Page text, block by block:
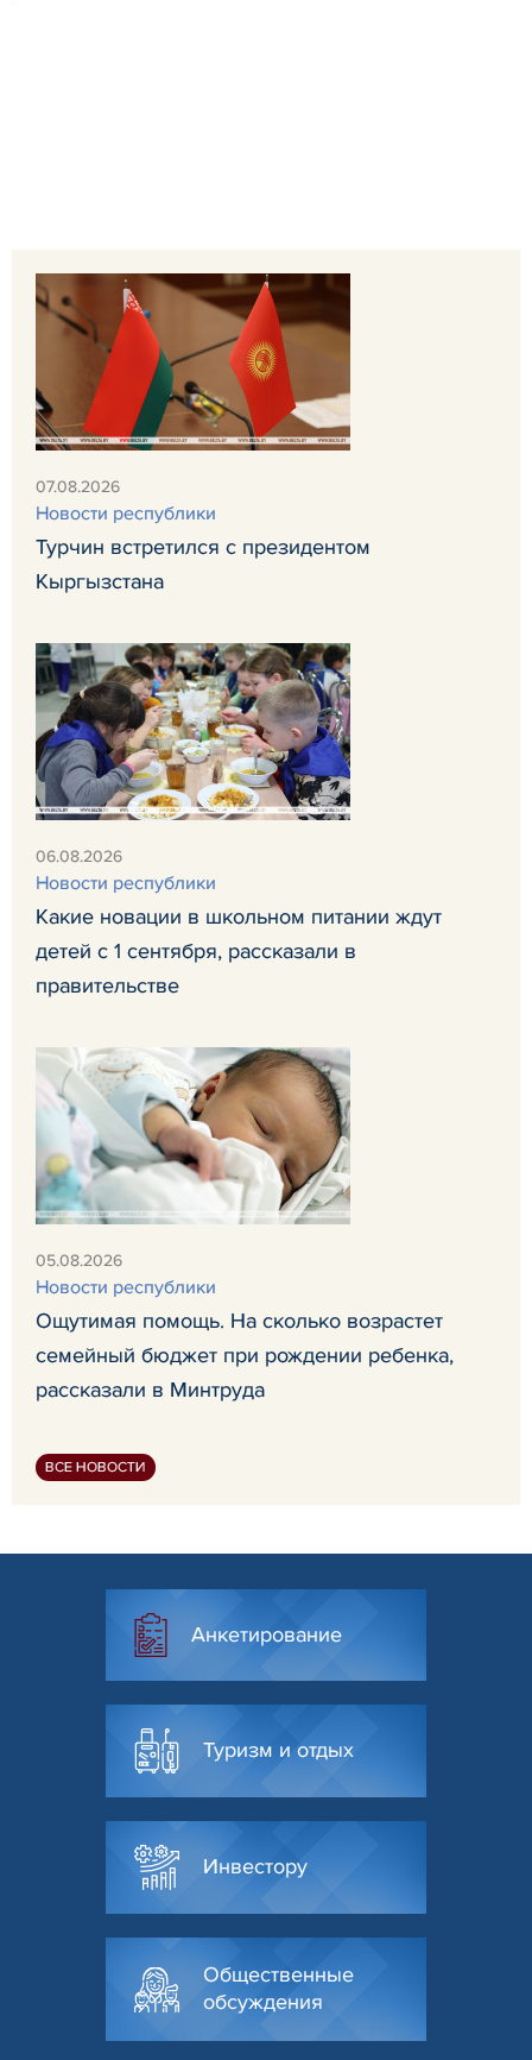
07.08.2026
Новости республики
Турчин встретился с президентом
Кыргызстана
06.08.2026
Новости республики
Какие новации в школьном питании ждут
детей с 1 сентября, рассказали в
правительстве
05.08.2026
Новости республики
Ощутимая помощь. На сколько возрастет
семейный бюджет при рождении ребенка,
рассказали в Минтруда
ВСЕ НОВОСТИ
Анкетирование
Туризм и отдых
Инвестору
Общественные
обсуждения